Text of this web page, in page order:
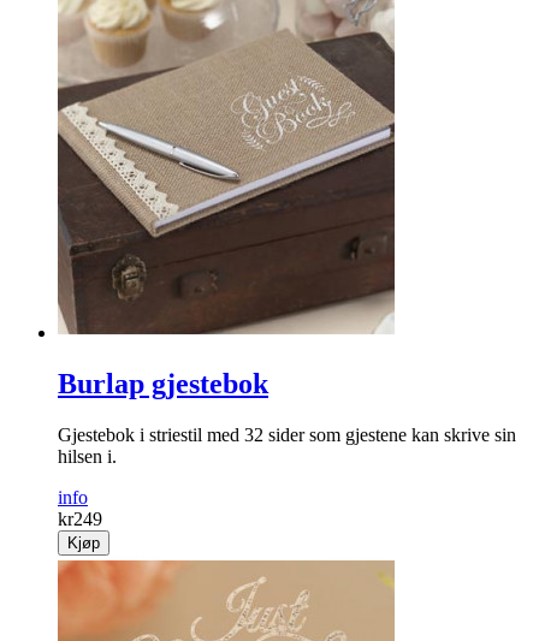
Burlap gjestebok
Gjestebok i striestil med 32 sider som gjestene kan skrive sin
hilsen i.
info
kr249
Kjøp